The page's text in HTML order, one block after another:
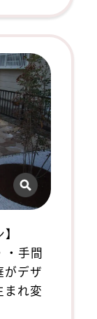
・手間
がデザ
まれ変